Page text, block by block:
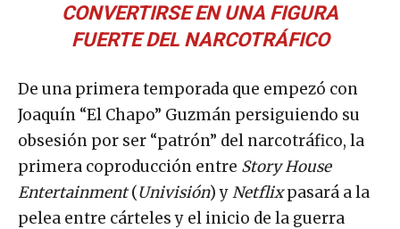
CONVERTIRSE EN UNA FIGURA
FUERTE DEL NARCOTRÁFICO
De una primera temporada que empezó con
Joaquín “El Chapo” Guzmán persiguiendo su
obsesión por ser “patrón” del narcotráfico, la
primera coproducción entre Story House
Entertainment(Univisión) yNetflixpasará a la
pelea entre cárteles y el inicio de la guerra